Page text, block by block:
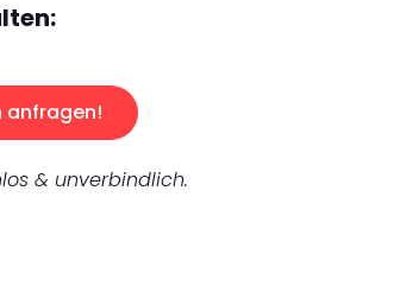
anfragen!
& unverbindlich.